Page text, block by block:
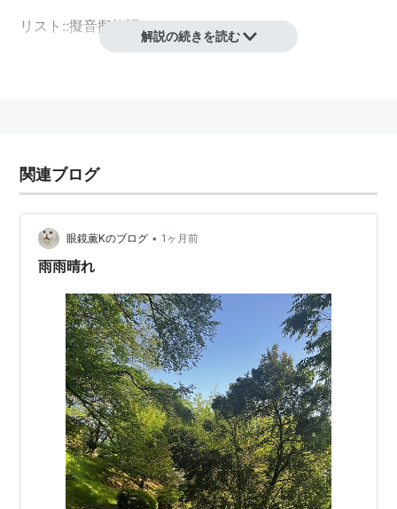
リスト::擬音擬態語
解説の続きを読む
関連ブログ
眼鏡薫Kのブログ • 1ヶ月前
雨雨晴れ